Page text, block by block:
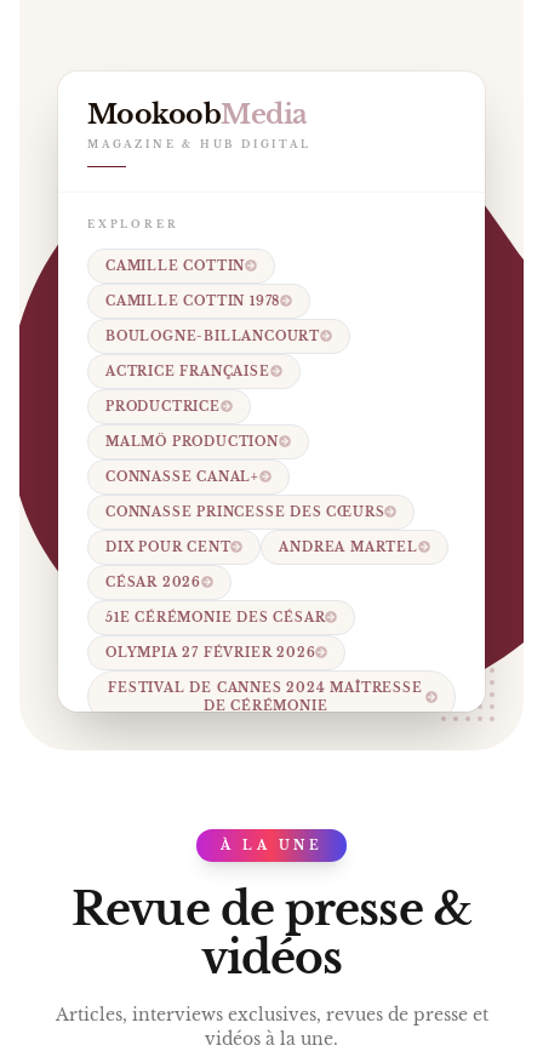
MookoobMedia
MAGAZINE & HUB DIGITAL
EXPLORER
CAMILLE COTTIN
CAMILLE COTTIN 1978
BOULOGNE-BILLANCOURT
ACTRICE FRANÇAISE
PRODUCTRICE
MALMÖ PRODUCTION
CONNASSE CANAL+
CONNASSE PRINCESSE DES CŒURS
DIX POUR CENT ANDREA MARTEL
CÉSAR 2026
51E CÉRÉMONIE DES CÉSAR
OLYMPIA 27 FÉVRIER 2026
FESTIVAL DE CANNES 2024 MAÎTRESSE
DE CÉRÉMONIE
KILLING EVE HÉLÈNE
HOUSE OF GUCCI 2021
MYSTÈRE À VENISE 2023
NI CHAÎNES NI MAÎTRES 2024
PRESS
À LA UNE
Revue de presse &
vidéos
Articles, interviews exclusives, revues de presse et
vidéos à la une.